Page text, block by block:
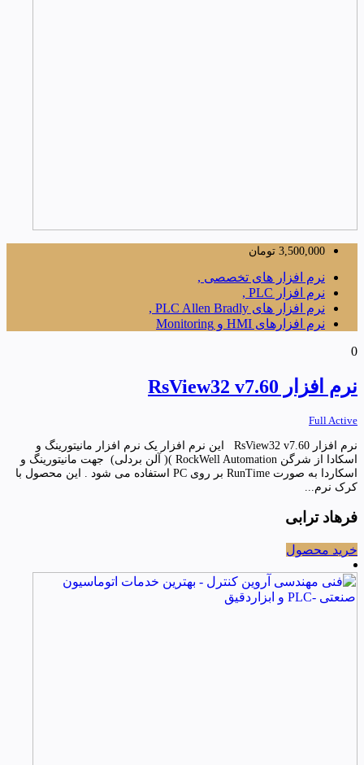
3,500,000 تومان
نرم افزار های تخصصی ,
نرم افزار PLC ,
نرم افزار های PLC Allen Bradly ,
نرم افزارهای HMI و Monitoring
0
نرم افزار RsView32 v7.60
Full Active
نرم افزار RsView32 v7.60 این نرم افزار یک نرم افزار مانیتورینگ و
اسکادا از شرگن RockWell Automation )( آلن بردلی) جهت مانیتورینگ و
اسکاردا به صورت RunTime بر روی PC استفاده می شود . این محصول با
کرک نرم...
فرهاد ترابی
خرید محصول